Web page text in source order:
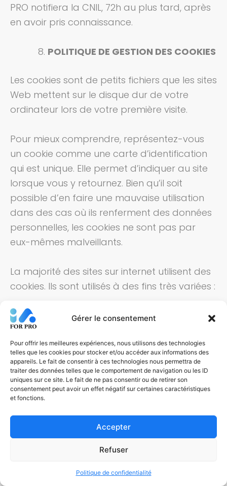
Gérer le consentement
Pour offrir les meilleures expériences, nous utilisons des technologies
telles que les cookies pour stocker et/ou accéder aux informations des
appareils. Le fait de consentir à ces technologies nous permettra de
traiter des données telles que le comportement de navigation ou les ID
uniques sur ce site. Le fait de ne pas consentir ou de retirer son
consentement peut avoir un effet négatif sur certaines caractéristiques
et fonctions.
Accepter
Refuser
Politique de confidentialité
PRO notifiera la CNIL, 72h au plus tard, après
en avoir pris connaissance.
POLITIQUE DE GESTION DES COOKIES
Les cookies sont de petits fichiers que les sites
Web mettent sur le disque dur de votre
ordinateur lors de votre première visite.
Pour mieux comprendre, représentez-vous
un cookie comme une carte d’identification
qui est unique. Elle permet d’indiquer au site
lorsque vous y retournez. Bien qu’il soit
possible d’en faire une mauvaise utilisation
dans des cas où ils renferment des données
personnelles, les cookies ne sont pas par
eux-mêmes malveillants.
La majorité des sites sur internet utilisent des
cookies. Ils sont utilisés à des fins très variées :
Pour personnaliser les pages et
préférences des visiteurs.
Pour analyser le comportement des
visiteurs (connu sous le nom
« Analytics »)
des caddies dans les magasins en
Pour suivre les gens à travers des